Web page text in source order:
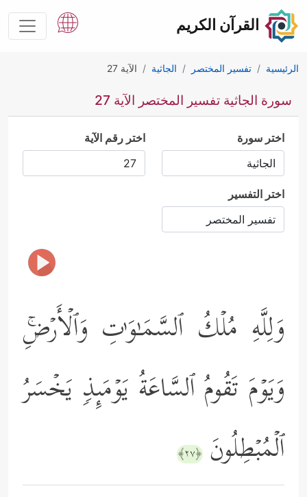
القرآن الكريم
الرئيسية تفسير المختصر الجاثية الآية 27
سورة الجاثية تفسير المختصر الآية 27
اختر سورة اختر رقم الآية
اختر التفسير
وَلِلَّهِ مُلۡكُ ٱلسَّمَـٰوَ ٰ⁠تِ وَٱلۡأَرۡضِۚ
وَیَوۡمَ تَقُومُ ٱلسَّاعَةُ یَوۡمَىِٕذࣲ یَخۡسَرُ
ٱلۡمُبۡطِلُونَ ﴿٢٧﴾